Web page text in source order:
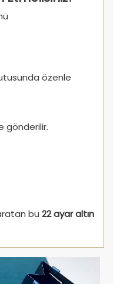
özenle
gönderilir.
bu 22 ayar altın